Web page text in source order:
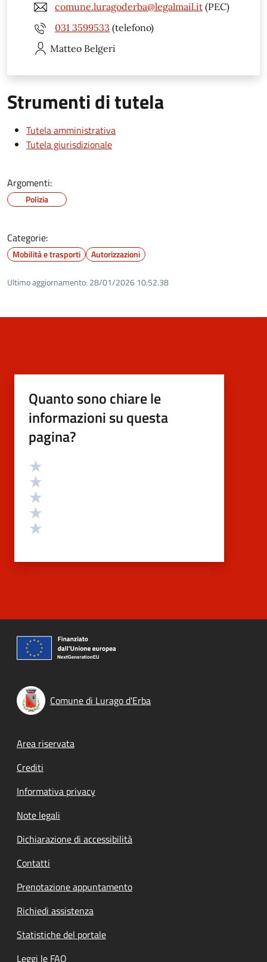
comune.luragoderba@legalmail.it (PEC)
031 3599533 (telefono)
Matteo Belgeri
Strumenti di tutela
Tutela amministrativa
Tutela giurisdizionale
Argomenti:
Polizia
Categorie:
Mobilità e trasporti Autorizzazioni
Ultimo aggiornamento: 28/01/2026 10:52.38
Quanto sono chiare le
informazioni su questa
pagina?
Valutazione
Comune di Lurago d'Erba
Footer menu
Area riservata
Crediti
Informativa privacy
Note legali
Dichiarazione di accessibilità
Contatti
Prenotazione appuntamento
Richiedi assistenza
Statistiche del portale
Leggi le FAQ